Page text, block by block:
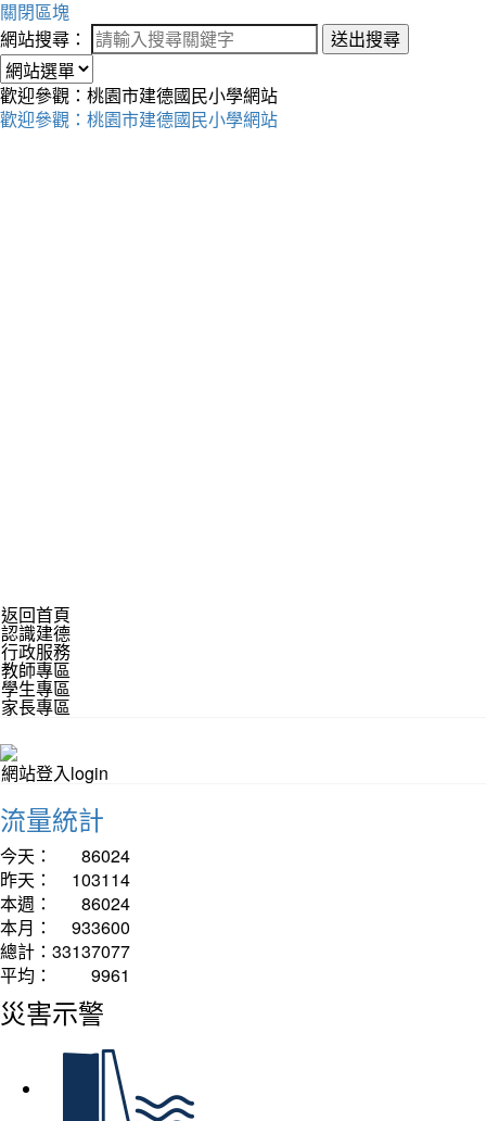
關閉區塊
網站搜尋：
送出搜尋
歡迎參觀：桃園市建德國民小學網站
歡迎參觀：桃園市建德國民小學網站
返回首頁
認識建德
行政服務
教師專區
學生專區
家長專區
網站登入login
流量統計
今天：
86024
昨天：
103114
本週：
86024
本月：
933600
總計： 33137077
平均：
9961
災害示警